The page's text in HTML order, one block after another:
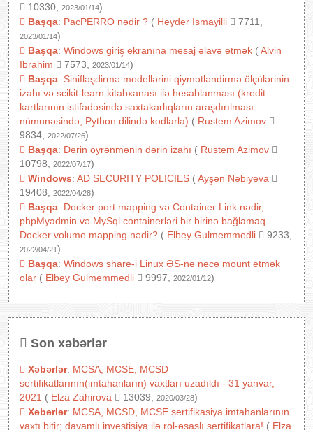
10330,
2023/01/14)
Başqa: PacPERRO nədir ? ( Heyder Ismayilli 7711,
2023/01/14)
Başqa: Windows giriş ekranına mesaj əlavə etmək (Alvin
Ibrahim
7573, 2023/01/14)
Başqa: Sinifləşdirmə modellərini qiymətləndirmə ölçülərinin
izahı və scikit-learn kitabxanası ilə hesablanması (kredit
kartlarının istifadəsində saxtakarlıqların araşdırılması
nümunəsində, Python dilində kodlarla) ( Rustem Azimov
9834,
2022/07/26)
Başqa: Dərin öyrənmənin dərin izahı ( Rustem Azimov
10798,
2022/07/17)
Windows: AD SECURITY POLICIES (Ayşən Nəbiyeva
19408,
2022/04/28)
Başqa: Docker port mapping və Container Link nədir,
phpMyadmin və MySql containerləri bir birinə bağlamaq.
Docker volume mapping nədir? ( Elbey Gulmemmedli 9233,
2022/04/21)
Başqa: Windows share-i Linux ƏS-nə necə mount etmək
olar ( Elbey Gulmemmedli 9997, 2022/01/12)
Son xəbərlər
Xəbərlər: MCSA, MCSE, MCSD
sertifikatlarının(imtahanların) vaxtları uzadıldı - 31 yanvar,
2021 ( Elza Zahirova 13039, 2020/03/28)
Xəbərlər: MCSA, MCSD, MCSE sertifikasiya imtahanlarının
vaxtı bitir; davamlı investisiya ilə rol-əsaslı sertifikatlara! ( Elza